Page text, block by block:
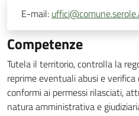
E-mail:
Competenze
Tutela il territorio, controlla la
reprime eventuali abusi e
conformi ai permessi rilasciati,
natura amministrativa e